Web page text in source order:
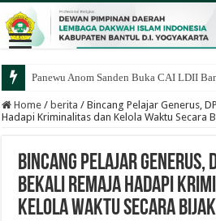
Panewu Anom Sanden Buka CAI LDII
Home / berita / Bincang Pelajar Generus,
Hadapi Kriminalitas dan Kelola Waktu Secara
Bincang Pelajar Generus,
Bekali Remaja Hadapi
Kelola Waktu Secara Bijak